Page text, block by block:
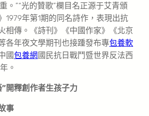
。”“光的贊歌”欄目名正源于艾青頒
1979年第1期的同名詩作，表現出抗
相傳。《詩刊》《中國作家》《北京
各年夜文學期刊也接踵發布專包養軟
國包養網 國民抗日戰鬥暨世界反法西
。
開釋創作者生孩子力
事